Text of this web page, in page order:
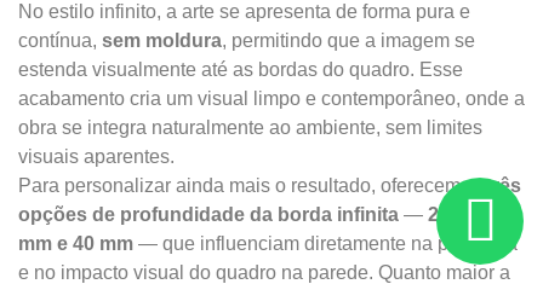
No estilo infinito, a arte se apresenta de forma pura e
contínua, sem moldura, permitindo que a imagem se
estenda visualmente até as bordas do quadro. Esse
acabamento cria um visual limpo e contemporâneo, onde a
obra se integra naturalmente ao ambiente, sem limites
visuais aparentes.
Para personalizar ainda mais o resultado, oferecemostrês
opções de profundidade da borda infinita — 22 mm, 34
mm e 40 mm — que influenciam diretamente na presença
e no impacto visual do quadro na parede. Quanto maior a